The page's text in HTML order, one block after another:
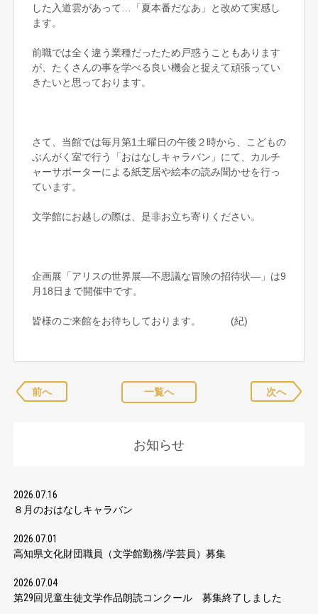
した入道雲があって…「夏本番だなあ」と改めて実感し
ます。
前職では全く違う業種だったため戸惑うこともあります
が、たくさんの事を学べる良い機会と捉えて頑張ってい
きたいと思っております。
さて、当館では毎月第1土曜日の午後２時から、こどもの
ぶんがく室で行う「おはなしキャラバン」にて、カルチ
ャーサポーターによる紙芝居や絵本の読み聞かせを行っ
ています。
文学館にお越しの際は、是非お立ち寄りください。
企画展「アリスの世界展―不思議な冒険の招待状―」は9
月18日まで開催中です。
皆様のご来館をお待ちしております。 (紀)
前へ 一覧へ 次へ
お知らせ
2026.07.16
８月のおはなしキャラバン
2026.07.01
高知県文化財団職員（文学館勤務/学芸員）募集
2026.07.04
第29回児童生徒文学作品朗読コンクール 募集終了しました